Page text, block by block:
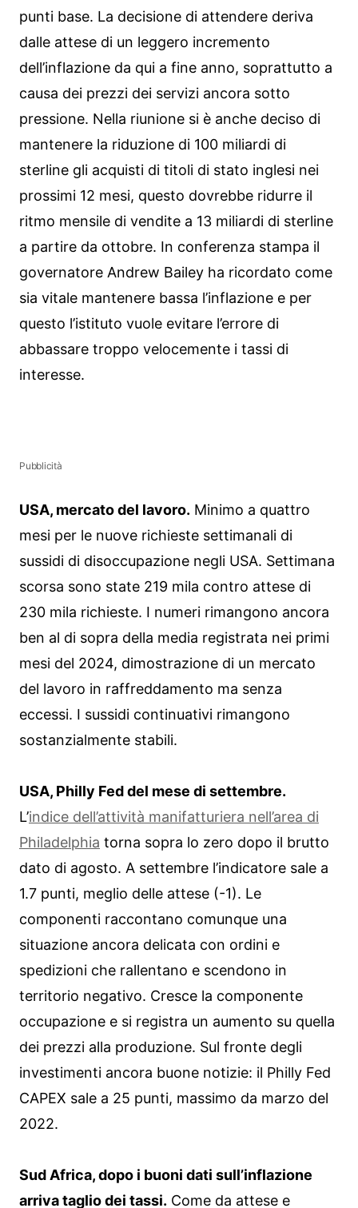
punti base. La decisione di attendere deriva
dalle attese di un leggero incremento
dell’inflazione da qui a fine anno, soprattutto a
causa dei prezzi dei servizi ancora sotto
pressione. Nella riunione si è anche deciso di
mantenere la riduzione di 100 miliardi di
sterline gli acquisti di titoli di stato inglesi nei
prossimi 12 mesi, questo dovrebbe ridurre il
ritmo mensile di vendite a 13 miliardi di sterline
a partire da ottobre. In conferenza stampa il
governatore Andrew Bailey ha ricordato come
sia vitale mantenere bassa l’inflazione e per
questo l’istituto vuole evitare l’errore di
abbassare troppo velocemente i tassi di
interesse.
Pubblicità
USA, mercato del lavoro. Minimo a quattro
mesi per le nuove richieste settimanali di
sussidi di disoccupazione negli USA. Settimana
scorsa sono state 219 mila contro attese di
230 mila richieste. I numeri rimangono ancora
ben al di sopra della media registrata nei primi
mesi del 2024, dimostrazione di un mercato
del lavoro in raffreddamento ma senza
eccessi. I sussidi continuativi rimangono
sostanzialmente stabili.
USA, Philly Fed del mese di settembre.
L’indice dell’attività manifatturiera nell’area di
Philadelphia torna sopra lo zero dopo il brutto
dato di agosto. A settembre l’indicatore sale a
1.7 punti, meglio delle attese (-1). Le
componenti raccontano comunque una
situazione ancora delicata con ordini e
spedizioni che rallentano e scendono in
territorio negativo. Cresce la componente
occupazione e si registra un aumento su quella
dei prezzi alla produzione. Sul fronte degli
investimenti ancora buone notizie: il Philly Fed
CAPEX sale a 25 punti, massimo da marzo del
2022.
Sud Africa, dopo i buoni dati sull’inflazione
arriva taglio dei tassi. Come da attese e